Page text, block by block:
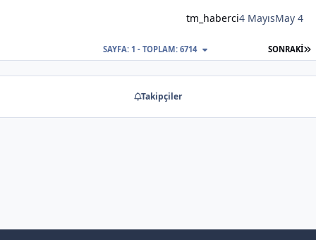
tm_haberci4 MayısMay 4
SONRAKI
SAYFA: 1 - TOPLAM: 6714
Takipçiler